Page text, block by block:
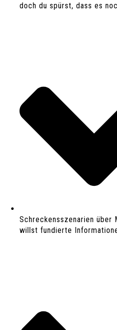
doch du spürst, dass es
Schreckensszenarien über
willst fundierte